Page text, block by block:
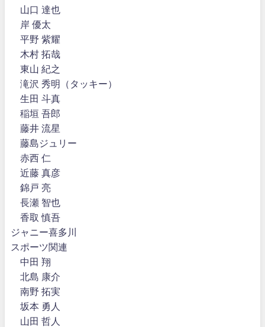
山口 達也
岸 優太
平野 紫耀
木村 拓哉
東山 紀之
滝沢 秀明（タッキー）
生田 斗真
稲垣 吾郎
藤井 流星
藤島ジュリー
赤西 仁
近藤 真彦
錦戸 亮
長瀬 智也
香取 慎吾
ジャニー喜多川
スポーツ関連
中田 翔
北島 康介
南野 拓実
坂本 勇人
山田 哲人